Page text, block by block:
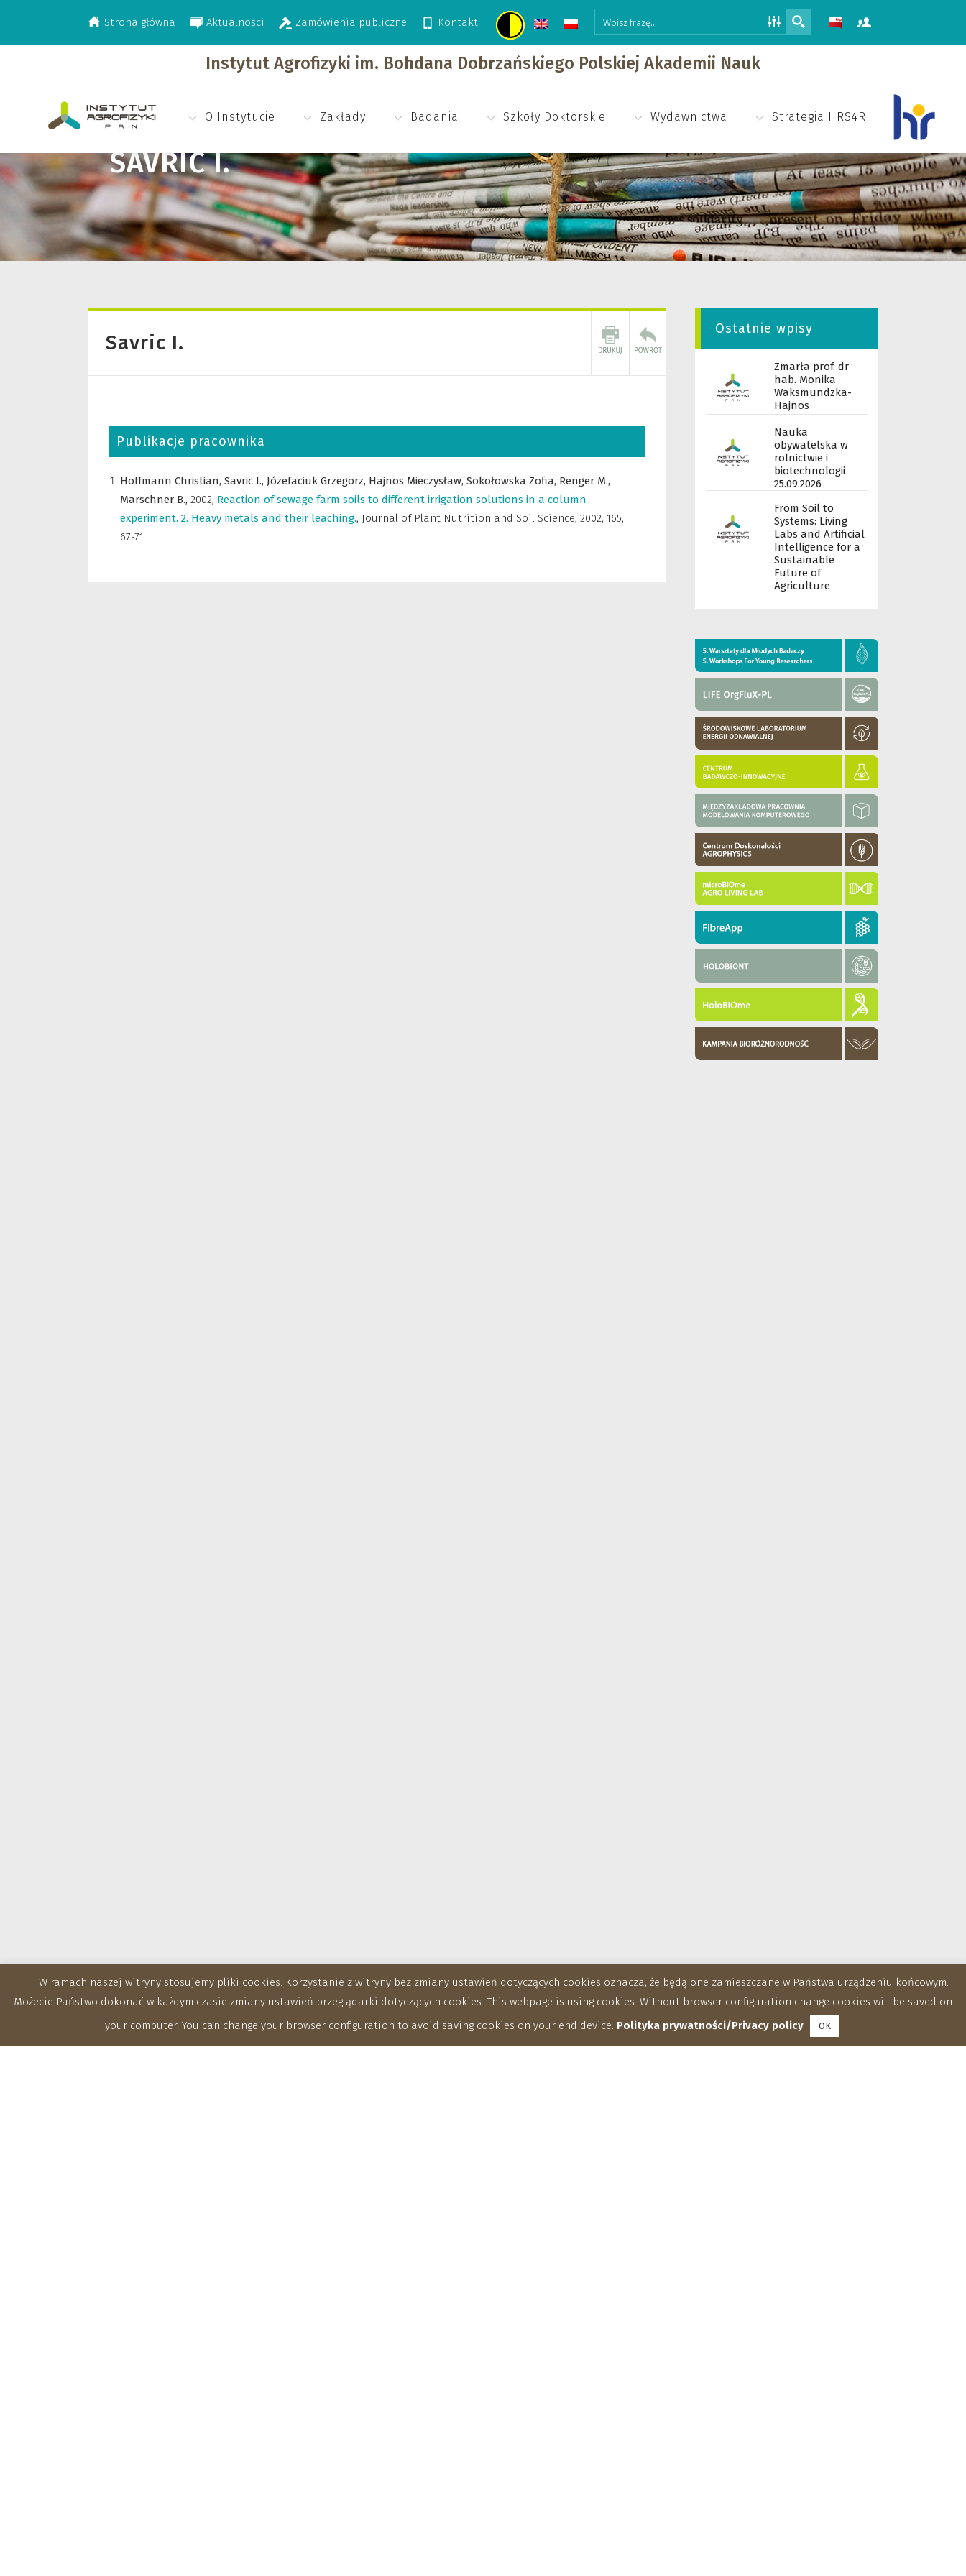
Strona główna Aktualności Zamówienia publiczne Kontakt
Instytut Agrofizyki im. Bohdana Dobrzańskiego Polskiej Akademii Nauk
O Instytucie Zakłady Badania Szkoły Doktorskie Wydawnictwa Strategia HRS4R
SAVRIC I.
>Savric I.
Savric I.
Publikacje pracownika
Hoffmann Christian, Savric I., Józefaciuk Grzegorz, Hajnos Mieczysław, Sokołowska Zofia, Renger M.,
Marschner B., 2002, Reaction of sewage farm soils to different irrigation solutions in a column
experiment. 2. Heavy metals and their leaching., Journal of Plant Nutrition and Soil Science, 2002, 165,
67-71
Ostatnie wpisy
Zmarła prof. dr
hab. Monika
Waksmundzka-
Hajnos
Nauka
obywatelska w
rolnictwie i
biotechnologii
25.09.2026
From Soil to
Systems: Living
Labs and Artificial
Intelligence for a
Sustainable
Future of
Agriculture
W ramach naszej witryny stosujemy pliki cookies. Korzystanie z witryny bez zmiany ustawień dotyczących cookies oznacza, że będą one zamieszczane w Państwa urządzeniu końcowym.
Możecie Państwo dokonać w każdym czasie zmiany ustawień przeglądarki dotyczących cookies. This webpage is using cookies. Without browser configuration change cookies will be saved on
your computer. You can change your browser configuration to avoid saving cookies on your end device. Polityka prywatności/Privacy policy OK